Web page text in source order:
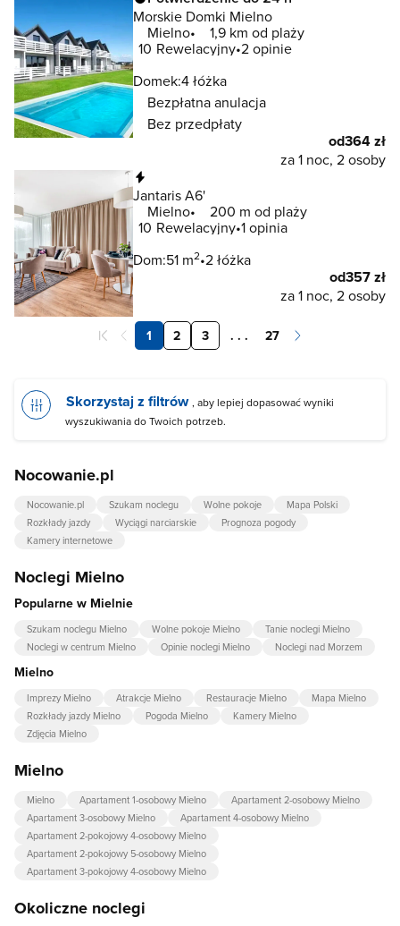
Morskie Domki Mielno
Mielno
1,9 km od plaży
10 Rewelacyjny 2 opinie
Domek:4 łóżka
Bezpłatna anulacja
Bez przedpłaty
od364 zł
za 1 noc, 2 osoby
Jantaris A6'
Mielno
200 m od plaży
10 Rewelacyjny 1 opinia
Dom:51 m2 2 łóżka
od357 zł
za 1 noc, 2 osoby
1 2 3 . . . 27
Skorzystaj z filtrów , aby lepiej dopasować wyniki
wyszukiwania do Twoich potrzeb.
Nocowanie.pl
Nocowanie.pl Szukam noclegu Wolne pokoje
Mapa Polski
Rozkłady jazdy
Wyciągi narciarskie
Prognoza pogody
Kamery internetowe
Noclegi Mielno
Popularne w Mielnie
Szukam noclegu Mielno Wolne pokoje Mielno
Tanie noclegi Mielno
Noclegi w centrum Mielno
Opinie noclegi Mielno Noclegi nad Morzem
Mielno
Imprezy Mielno Atrakcje Mielno Restauracje Mielno
Mapa Mielno
Rozkłady jazdy Mielno
Pogoda Mielno
Kamery Mielno
Zdjęcia Mielno
Mielno
Mielno Apartament 1-osobowy Mielno
Apartament 2-osobowy Mielno
Apartament 3-osobowy Mielno
Apartament 4-osobowy Mielno
Apartament 2-pokojowy 4-osobowy Mielno
Apartament 2-pokojowy 5-osobowy Mielno
Apartament 3-pokojowy 4-osobowy Mielno
Okoliczne noclegi